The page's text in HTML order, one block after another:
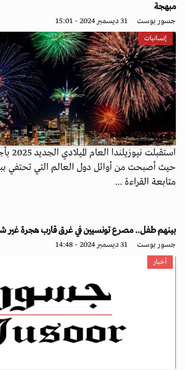
مبهجة
جسور بوست 31 ديسمبر 2024 - 15:01
إنسانيات
حيث أصبحت من أوائل دول العالم التي تحتفي
متابعة القراءة ...
بينهم طفل.. مصرع تونسيين في غرق قارب هجرة غير
جسور بوست 31 ديسمبر 2024 - 14:48
أخبار